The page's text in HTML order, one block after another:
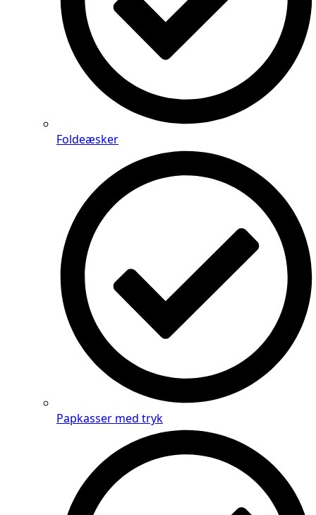
Foldeæsker
Papkasser med tryk